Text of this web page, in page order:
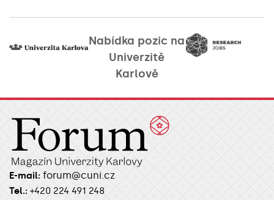
Nabídka pozic na
Univerzitě
Karlově
E-mail: forum@cuni.cz
Tel.: +420 224 491 248